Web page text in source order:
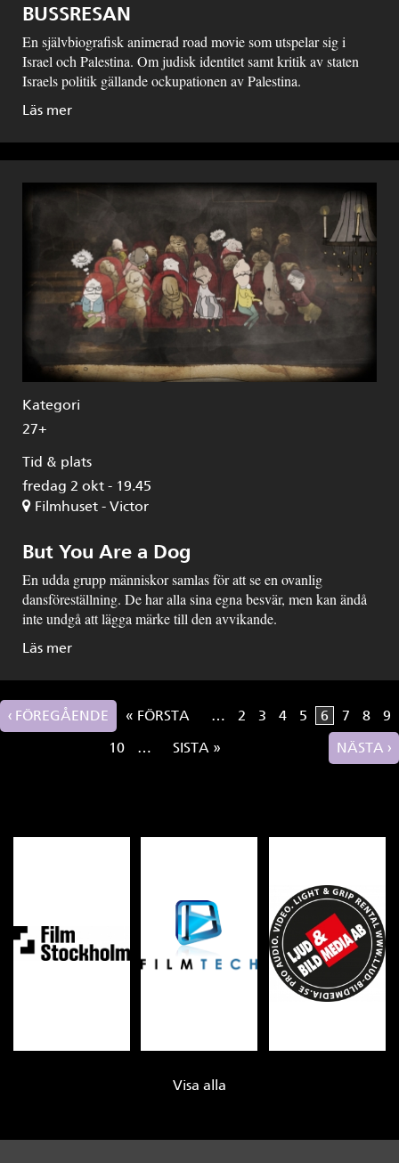
BUSSRESAN
En självbiografisk animerad road movie som utspelar sig i
Israel och Palestina. Om judisk identitet samt kritik av staten
Israels politik gällande ockupationen av Palestina.
Läs mer
Kategori
27+
Tid & plats
fredag 2 okt - 19.45
Filmhuset - Victor
But You Are a Dog
En udda grupp människor samlas för att se en ovanlig
dansföreställning. De har alla sina egna besvär, men kan ändå
inte undgå att lägga märke till den avvikande.
Läs mer
Sidor
« FÖRSTA
‹ FÖREGÅENDE … 2 3 4 5 6 7 8
9
10
… NÄSTA ›
SISTA »
Visa alla